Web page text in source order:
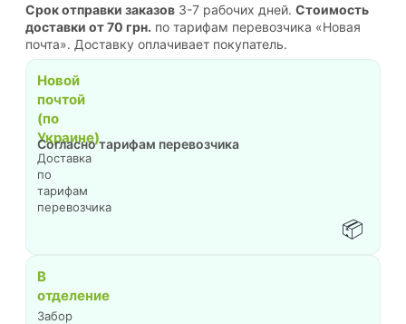
Срок отправки заказов 3-7 рабочих дней. Стоимость
доставки от 70 грн. по тарифам перевозчика «Новая
почта». Доставку оплачивает покупатель.
📦
Новой
почтой
(по
Украине)
Доставка
по
тарифам
перевозчика
Согласно тарифам перевозчика
В
отделение
Забор